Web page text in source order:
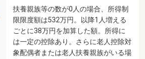
扶養親族等の数が0人の場合、所得制
限限度額は532万円。以降1人増える
ごとに38万円を加算した額。所得に
は一定の控除あり。さらに老人控除対
象配偶者または老人扶養親族がいる場